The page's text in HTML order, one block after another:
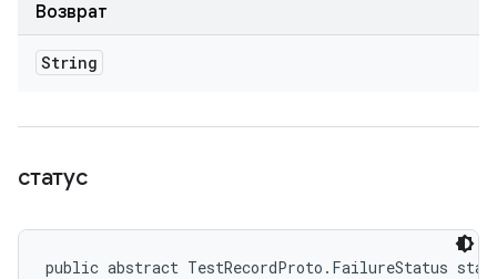
Возврат
String
статус
public abstract TestRecordProto.FailureStatus